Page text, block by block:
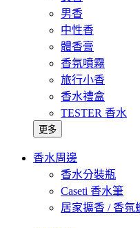
男香
中性香
體香膏
香氛噴霧
旅行小香
香水禮盒
TESTER 香水
更多
香水周邊
香水分裝瓶
Caseti 香水筆
居家擴香 / 香氛